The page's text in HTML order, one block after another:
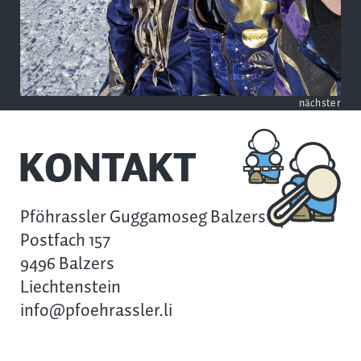
nächster
KONTAKT
Pföhrassler Guggamoseg Balzers
Postfach 157
9496 Balzers
Liechtenstein
info@pfoehrassler.li